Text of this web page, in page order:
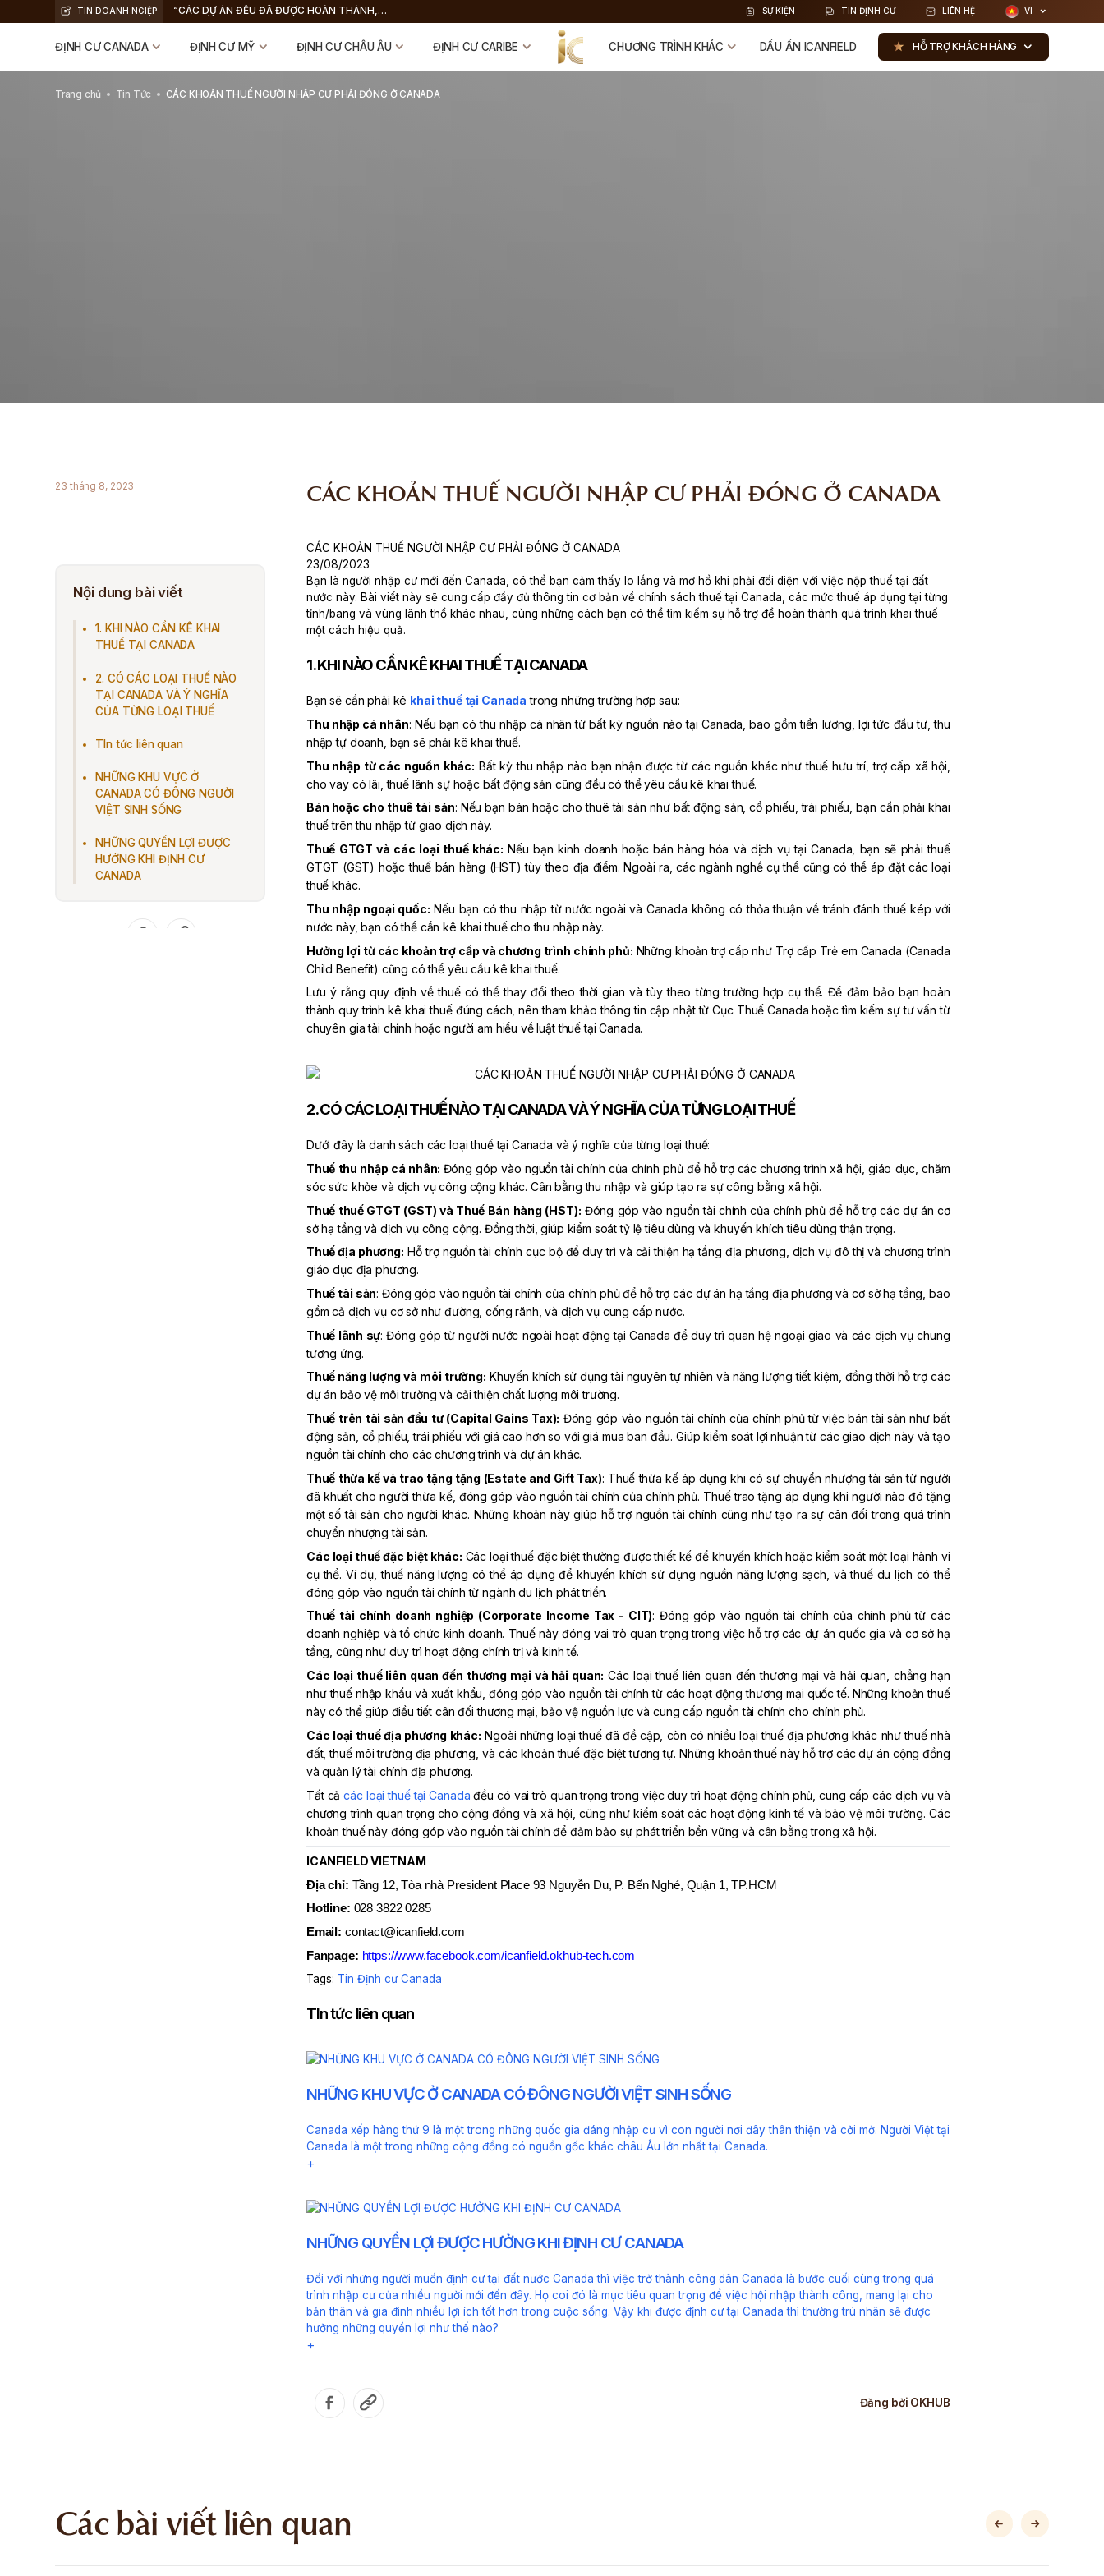
TIN DOANH NGIỆP
“CÁC DỰ ÁN ĐỀU ĐÃ ĐƯỢC HOÀN THÀNH,
NHÀ ĐẦU TƯ NHẬN THẺ XANH VÀ HOÀN
SỰ KIỆN TIN ĐỊNH CƯ LIÊN HỆ VI
ĐỊNH CƯ CANADA ĐỊNH CƯ MỸ ĐỊNH CƯ CHÂU ÂU ĐỊNH CƯ CARIBE CHƯƠNG TRÌNH KHÁC DẤU ẤN ICANFIELD HỖ TRỢ KHÁCH HÀNG
Trang chủ Tin Tức CÁC KHOẢN THUẾ NGƯỜI NHẬP CƯ PHẢI ĐÓNG Ở CANADA
23 tháng 8, 2023
Nội dung bài viết
1. KHI NÀO CẦN KÊ KHAI
THUẾ TẠI CANADA
2. CÓ CÁC LOẠI THUẾ NÀO
TẠI CANADA VÀ Ý NGHĨA
CỦA TỪNG LOẠI THUẾ
TIn tức liên quan
NHỮNG KHU VỰC Ở
CANADA CÓ ĐÔNG NGƯỜI
VIỆT SINH SỐNG
NHỮNG QUYỀN LỢI ĐƯỢC
HƯỞNG KHI ĐỊNH CƯ
CANADA
CÁC KHOẢN THUẾ NGƯỜI NHẬP CƯ PHẢI ĐÓNG Ở CANADA
CÁC KHOẢN THUẾ NGƯỜI NHẬP CƯ PHẢI ĐÓNG Ở CANADA
23/08/2023
Bạn là người nhập cư mới đến Canada, có thể bạn cảm thấy lo lắng và mơ hồ khi phải đối diện với việc nộp thuế tại đất
nước này. Bài viết này sẽ cung cấp đầy đủ thông tin cơ bản về chính sách thuế tại Canada, các mức thuế áp dụng tại từng
tỉnh/bang và vùng lãnh thổ khác nhau, cùng những cách bạn có thể tìm kiếm sự hỗ trợ để hoàn thành quá trình khai thuế
một cách hiệu quả.
1. KHI NÀO CẦN KÊ KHAI THUẾ TẠI CANADA
Bạn sẽ cần phải kê khai thuế tại Canada trong những trường hợp sau:
Thu nhập cá nhân: Nếu bạn có thu nhập cá nhân từ bất kỳ nguồn nào tại Canada, bao gồm tiền lương, lợi tức đầu tư, thu
nhập tự doanh, bạn sẽ phải kê khai thuế.
Thu nhập từ các nguồn khác: Bất kỳ thu nhập nào bạn nhận được từ các nguồn khác như thuế hưu trí, trợ cấp xã hội,
cho vay có lãi, thuế lãnh sự hoặc bất động sản cũng đều có thể yêu cầu kê khai thuế.
Bán hoặc cho thuê tài sản: Nếu bạn bán hoặc cho thuê tài sản như bất động sản, cổ phiếu, trái phiếu, bạn cần phải khai
thuế trên thu nhập từ giao dịch này.
Thuế GTGT và các loại thuế khác: Nếu bạn kinh doanh hoặc bán hàng hóa và dịch vụ tại Canada, bạn sẽ phải thuế
GTGT (GST) hoặc thuế bán hàng (HST) tùy theo địa điểm. Ngoài ra, các ngành nghề cụ thể cũng có thể áp đặt các loại
thuế khác.
Thu nhập ngoại quốc: Nếu bạn có thu nhập từ nước ngoài và Canada không có thỏa thuận về tránh đánh thuế kép với
nước này, bạn có thể cần kê khai thuế cho thu nhập này.
Hưởng lợi từ các khoản trợ cấp và chương trình chính phủ: Những khoản trợ cấp như Trợ cấp Trẻ em Canada (Canada
Child Benefit) cũng có thể yêu cầu kê khai thuế.
Lưu ý rằng quy định về thuế có thể thay đổi theo thời gian và tùy theo từng trường hợp cụ thể. Để đảm bảo bạn hoàn
thành quy trình kê khai thuế đúng cách, nên tham khảo thông tin cập nhật từ Cục Thuế Canada hoặc tìm kiếm sự tư vấn từ
chuyên gia tài chính hoặc người am hiểu về luật thuế tại Canada.
2. CÓ CÁC LOẠI THUẾ NÀO TẠI CANADA VÀ Ý NGHĨA CỦA TỪNG LOẠI THUẾ
Dưới đây là danh sách các loại thuế tại Canada và ý nghĩa của từng loại thuế:
Thuế thu nhập cá nhân: Đóng góp vào nguồn tài chính của chính phủ để hỗ trợ các chương trình xã hội, giáo dục, chăm
sóc sức khỏe và dịch vụ công cộng khác. Cân bằng thu nhập và giúp tạo ra sự công bằng xã hội.
Thuế thuế GTGT (GST) và Thuế Bán hàng (HST): Đóng góp vào nguồn tài chính của chính phủ để hỗ trợ các dự án cơ
sở hạ tầng và dịch vụ công cộng. Đồng thời, giúp kiểm soát tỷ lệ tiêu dùng và khuyến khích tiêu dùng thận trọng.
Thuế địa phương: Hỗ trợ nguồn tài chính cục bộ để duy trì và cải thiện hạ tầng địa phương, dịch vụ đô thị và chương trình
giáo dục địa phương.
Thuế tài sản: Đóng góp vào nguồn tài chính của chính phủ để hỗ trợ các dự án hạ tầng địa phương và cơ sở hạ tầng, bao
gồm cả dịch vụ cơ sở như đường, cống rãnh, và dịch vụ cung cấp nước.
Thuế lãnh sự: Đóng góp từ người nước ngoài hoạt động tại Canada để duy trì quan hệ ngoại giao và các dịch vụ chung
tương ứng.
Thuế năng lượng và môi trường: Khuyến khích sử dụng tài nguyên tự nhiên và năng lượng tiết kiệm, đồng thời hỗ trợ các
dự án bảo vệ môi trường và cải thiện chất lượng môi trường.
Thuế trên tài sản đầu tư (Capital Gains Tax): Đóng góp vào nguồn tài chính của chính phủ từ việc bán tài sản như bất
động sản, cổ phiếu, trái phiếu với giá cao hơn so với giá mua ban đầu. Giúp kiểm soát lợi nhuận từ các giao dịch này và tạo
nguồn tài chính cho các chương trình và dự án khác.
Thuế thừa kế và trao tặng tặng (Estate and Gift Tax): Thuế thừa kế áp dụng khi có sự chuyển nhượng tài sản từ người
đã khuất cho người thừa kế, đóng góp vào nguồn tài chính của chính phủ. Thuế trao tặng áp dụng khi người nào đó tặng
một số tài sản cho người khác. Những khoản này giúp hỗ trợ nguồn tài chính cũng như tạo ra sự cân đối trong quá trình
chuyển nhượng tài sản.
Các loại thuế đặc biệt khác: Các loại thuế đặc biệt thường được thiết kế để khuyến khích hoặc kiểm soát một loại hành vi
cụ thể. Ví dụ, thuế năng lượng có thể áp dụng để khuyến khích sử dụng nguồn năng lượng sạch, và thuế du lịch có thể
đóng góp vào nguồn tài chính từ ngành du lịch phát triển.
Thuế tài chính doanh nghiệp (Corporate Income Tax - CIT): Đóng góp vào nguồn tài chính của chính phủ từ các
doanh nghiệp và tổ chức kinh doanh. Thuế này đóng vai trò quan trọng trong việc hỗ trợ các dự án quốc gia và cơ sở hạ
tầng, cũng như duy trì hoạt động chính trị và kinh tế.
Các loại thuế liên quan đến thương mại và hải quan: Các loại thuế liên quan đến thương mại và hải quan, chẳng hạn
như thuế nhập khẩu và xuất khẩu, đóng góp vào nguồn tài chính từ các hoạt động thương mại quốc tế. Những khoản thuế
này có thể giúp điều tiết cân đối thương mại, bảo vệ nguồn lực và cung cấp nguồn tài chính cho chính phủ.
Các loại thuế địa phương khác: Ngoài những loại thuế đã đề cập, còn có nhiều loại thuế địa phương khác như thuế nhà
đất, thuế môi trường địa phương, và các khoản thuế đặc biệt tương tự. Những khoản thuế này hỗ trợ các dự án cộng đồng
và quản lý tài chính địa phương.
Tất cảcác loại thuế tại Canadađều có vai trò quan trọng trong việc duy trì hoạt động chính phủ, cung cấp các dịch vụ và
chương trình quan trọng cho cộng đồng và xã hội, cũng như kiểm soát các hoạt động kinh tế và bảo vệ môi trường. Các
khoản thuế này đóng góp vào nguồn tài chính để đảm bảo sự phát triển bền vững và cân bằng trong xã hội.
ICANFIELD VIETNAM
Địa chỉ: Tầng 12, Tòa nhà President Place 93 Nguyễn Du, P. Bến Nghé, Quận 1, TP.HCM
Hotline: 028 3822 0285
Email: contact@icanfield.com
Fanpage: https://www.facebook.com/icanfield.okhub-tech.com
Tags: Tin Định cư Canada
TIn tức liên quan
NHỮNG KHU VỰC Ở CANADA CÓ ĐÔNG NGƯỜI VIỆT SINH SỐNG
Canada xếp hàng thứ 9 là một trong những quốc gia đáng nhập cư vì con người nơi đây thân thiện và cởi mở. Người Việt tại
Canada là một trong những cộng đồng có nguồn gốc khác châu Âu lớn nhất tại Canada.
+
NHỮNG QUYỀN LỢI ĐƯỢC HƯỞNG KHI ĐỊNH CƯ CANADA
Đối với những người muốn định cư tại đất nước Canada thì việc trở thành công dân Canada là bước cuối cùng trong quá
trình nhập cư của nhiều người mới đến đây. Họ coi đó là mục tiêu quan trọng để việc hội nhập thành công, mang lại cho
bản thân và gia đình nhiều lợi ích tốt hơn trong cuộc sống. Vậy khi được định cư tại Canada thì thường trú nhân sẽ được
hưởng những quyền lợi như thế nào?
+
Đăng bởi OKHUB
Các bài viết liên quan